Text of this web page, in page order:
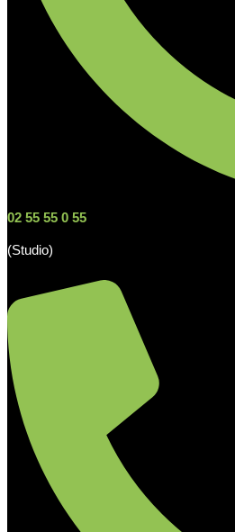
02 55 55 0 55
(Studio)